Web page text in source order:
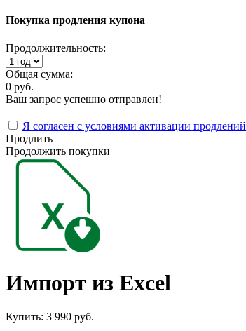
Покупка продления купона
Продолжительность:
Общая сумма:
0 руб.
Ваш запрос успешно отправлен!
Я согласен с условиями активации продлений
Продлить
Продолжить покупки
Импорт из Excel
Купить: 3 990 руб.